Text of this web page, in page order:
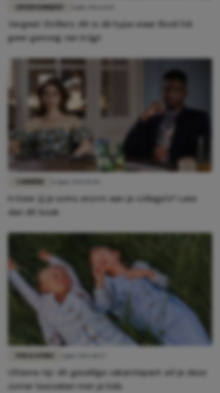
Vergeet thrillers: dit is dé hype waar BookTok
geen genoeg van krijgt
Irriteer jij je soms enorm aan je collega's? Lees
dan dít boek
Ultieme tip: dít gezellige vakantiepark wil je deze
zomer bezoeken met je kids